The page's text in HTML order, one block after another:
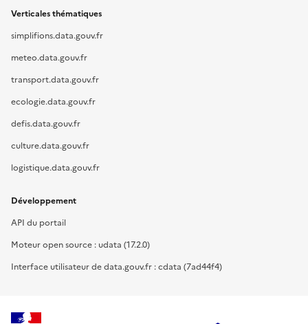
Verticales thématiques
simplifions.data.gouv.fr
meteo.data.gouv.fr
transport.data.gouv.fr
ecologie.data.gouv.fr
defis.data.gouv.fr
culture.data.gouv.fr
logistique.data.gouv.fr
Développement
API du portail
Moteur open source : udata (17.2.0)
Interface utilisateur de data.gouv.fr : cdata (7ad44f4)